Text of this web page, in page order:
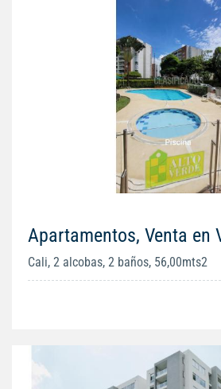
Apartamentos, Venta en
Cali, 2 alcobas, 2 baños, 56,00mts2